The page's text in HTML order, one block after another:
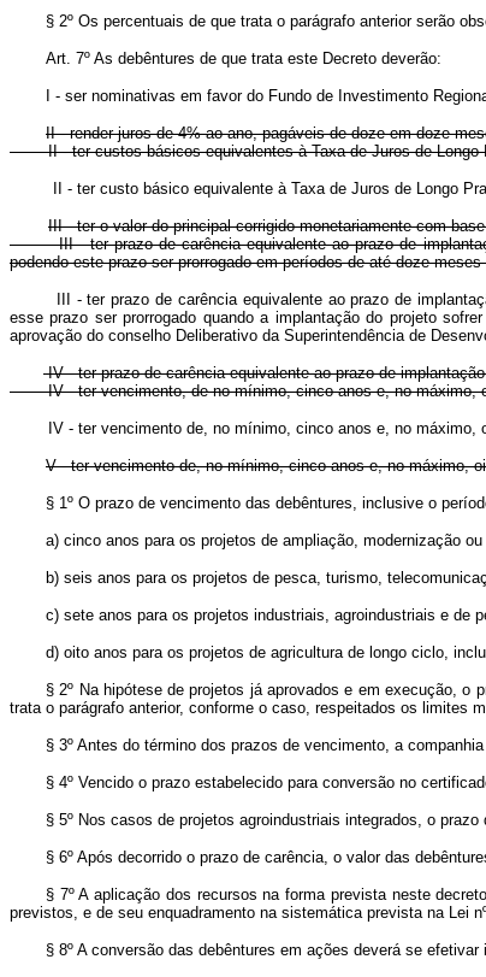
§ 2º Os percentuais de que trata o parágrafo anterior serão
Art. 7º As debêntures de que trata este Decreto deverão:
I - ser nominativas em favor do Fundo de Investimento
II - render juros de 4% ao ano, pagáveis de doze em doze
II - ter custos básicos equivalentes à Taxa de Juros de
II - ter custo básico equivalente à Taxa de Juros de Longo
III - ter o valor do principal corrigido monetariamente com
III - ter prazo de carência equivalente ao prazo de implantação
podendo este prazo ser prorrogado em períodos de até doze
III - ter prazo de carência equivalente ao prazo de
esse prazo ser prorrogado quando a implantação do projeto
aprovação do conselho Deliberativo da Superintendência de
IV - ter prazo de carência equivalente ao prazo de
IV - ter vencimento, de no mínimo, cinco anos e, no máximo,
IV - ter vencimento de, no mínimo, cinco anos e, no
V - ter vencimento de, no mínimo, cinco anos e, no máximo,
§ 1º O prazo de vencimento das debêntures, inclusive o
a) cinco anos para os projetos de ampliação, modernização
b) seis anos para os projetos de pesca, turismo,
c) sete anos para os projetos industriais, agroindustriais e de
d) oito anos para os projetos de agricultura de longo ciclo,
§ 2º Na hipótese de projetos já aprovados e em execução, o
trata o parágrafo anterior, conforme o caso, respeitados os limites
§ 3º Antes do término dos prazos de vencimento, a
§ 4º Vencido o prazo estabelecido para conversão no
§ 5º Nos casos de projetos agroindustriais integrados, o
§ 6º Após decorrido o prazo de carência, o valor das
§ 7º A aplicação dos recursos na forma prevista neste
previstos, e de seu enquadramento na sistemática prevista na Lei
§ 8º A conversão das debêntures em ações deverá se